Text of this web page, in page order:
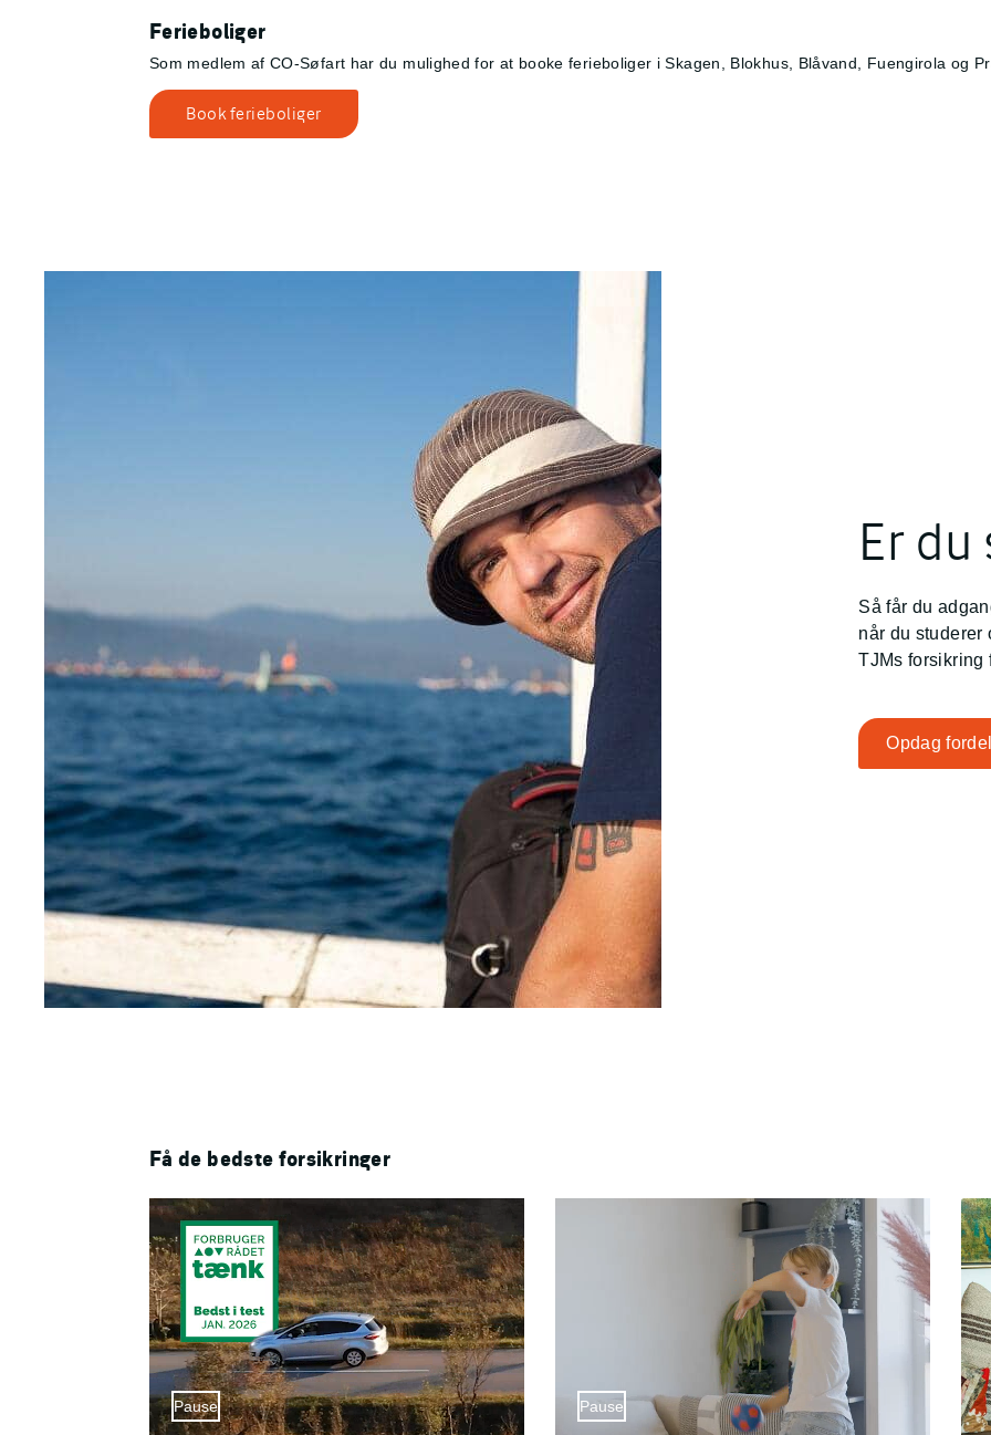
Ferieboliger
Som medlem af CO-Søfart har du mulighed for at booke ferieboliger i Skagen, Blokhus, Blåvand, Fuengirola og
Book ferieboliger
Er
Så får du
når du studerer
TJMs forsikring
Opdag
Få de bedste forsikringer
PauseSæt video på pause PauseSæt video på pause